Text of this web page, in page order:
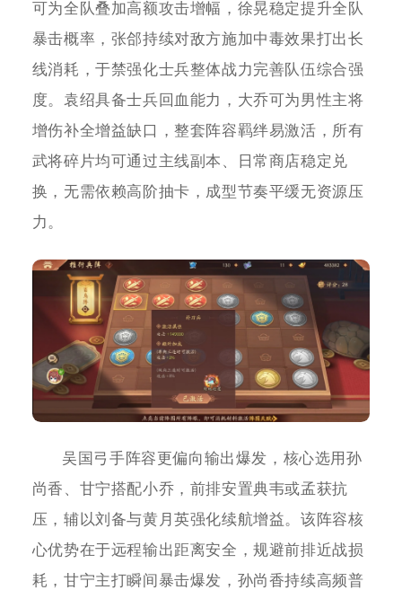
可为全队叠加高额攻击增幅，徐晃稳定提升全队
暴击概率，张郃持续对敌方施加中毒效果打出长
线消耗，于禁强化士兵整体战力完善队伍综合强
度。袁绍具备士兵回血能力，大乔可为男性主将
增伤补全增益缺口，整套阵容羁绊易激活，所有
武将碎片均可通过主线副本、日常商店稳定兑
换，无需依赖高阶抽卡，成型节奏平缓无资源压
力。
吴国弓手阵容更偏向输出爆发，核心选用孙
尚香、甘宁搭配小乔，前排安置典韦或孟获抗
压，辅以刘备与黄月英强化续航增益。该阵容核
心优势在于远程输出距离安全，规避前排近战损
耗，甘宁主打瞬间暴击爆发，孙尚香持续高频普